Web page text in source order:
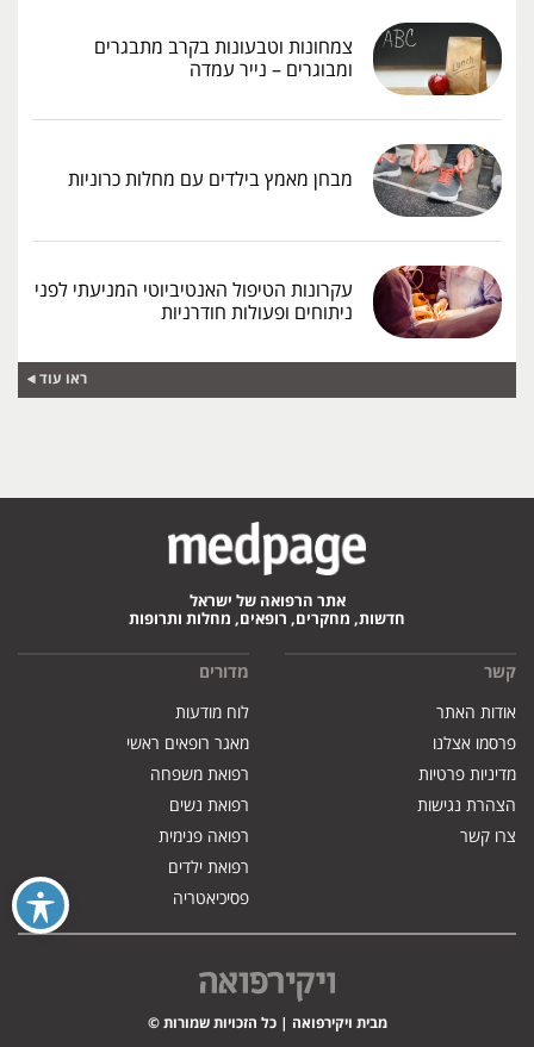
צמחונות וטבעונות בקרב מתבגרים
ומבוגרים – נייר עמדה
מבחן מאמץ בילדים עם מחלות כרוניות
עקרונות הטיפול האנטיביוטי המניעתי לפני
ניתוחים ופעולות חודרניות
ראו עוד
אתר הרפואה של ישראל
חדשות, מחקרים, רופאים, מחלות ותרופות
קשר
אודות האתר
פרסמו אצלנו
מדיניות פרטיות
הצהרת נגישות
צרו קשר
מדורים
לוח מודעות
מאגר רופאים ראשי
רפואת משפחה
רפואת נשים
רפואה פנימית
רפואת ילדים
פסיכיאטריה
מבית ויקירפואה | כל הזכויות שמורות ©